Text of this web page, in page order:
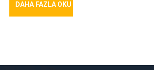
DAHA FAZLA OKU